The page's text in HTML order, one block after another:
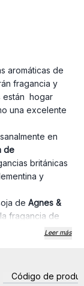
aromáticas de
fragancia y
están hogar
una excelente
en
de
británicas
y
de Agnes &
fragancia de
con el medio
las
y
Leer más
Código de
precios al
por mayor